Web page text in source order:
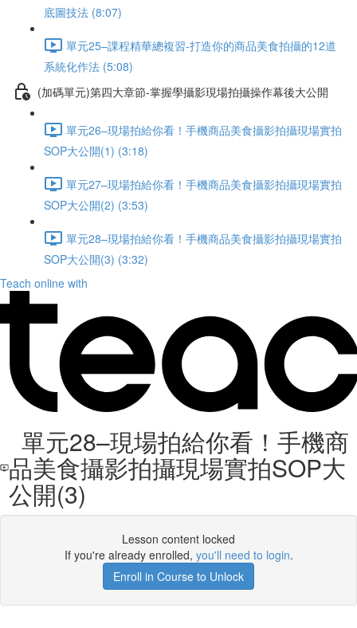
底圖技法 (8:07)
單元25–課程精華總複習-打造你的商品美食拍攝的12道
系統化作法 (5:08)
(加碼單元)第四大章節-掌握學攝影現場拍攝操作幕後大公開
單元26–現場拍給你看！手機商品美食攝影拍攝現場實拍
SOP大公開(1) (3:18)
單元27–現場拍給你看！手機商品美食攝影拍攝現場實拍
SOP大公開(2) (3:53)
單元28–現場拍給你看！手機商品美食攝影拍攝現場實拍
SOP大公開(3) (3:32)
Teach online with
單元28–現場拍給你看！手機商
品美食攝影拍攝現場實拍SOP大
公開(3)
Lesson content locked
If you're already enrolled, you'll need to login.
Enroll in Course to Unlock